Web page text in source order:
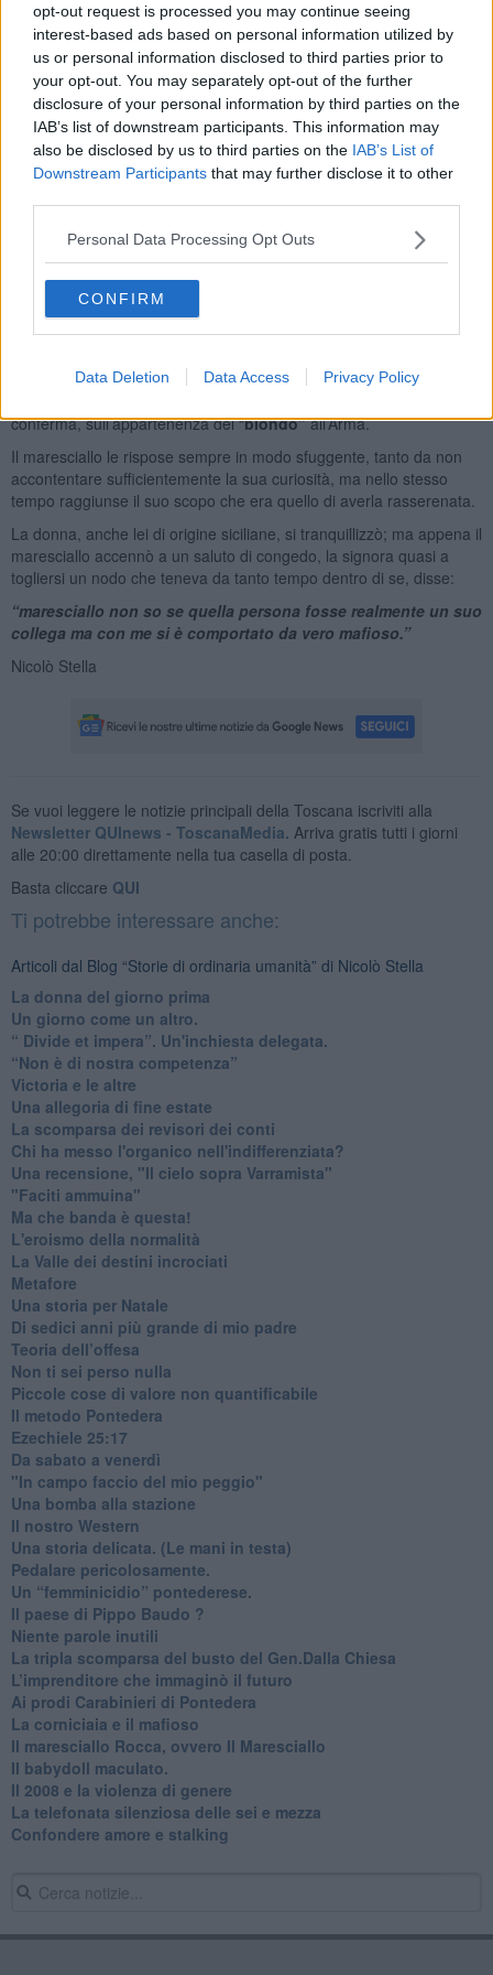
opt-out request is processed you may continue seeing
interest-based ads based on personal information utilized by
us or personal information disclosed to third parties prior to
your opt-out. You may separately opt-out of the further
disclosure of your personal information by third parties on the
IAB’s list of downstream participants. This information may
also be disclosed by us to third parties on the IAB’s List of
Downstream Participants that may further disclose it to other
Personal Data Processing Opt Outs
CONFIRM
Data Deletion Data Access Privacy Policy
corniciaia rispose di averne ricevuta solo una e quella aveva
“Il biondo”da subito si mostrò sgarbato e minaccioso intimando
alla donna di cercare immediatamente la seconda stampa. La
negoziante, ancorché contrariata per i modi scortesi, si metteva alla
ricerca della stampa mancante anche dietro il banco dove di
consueto appoggiava il lavoro da eseguire.
“Il biondo”proseguì nelle sue elucubrazioni intimidatorie
tempo la spaventava con cronache del suo paese dove,
raccontava:“un negozio di cornici ha lo stesso costo di un
accendino”.
Lasciando poi la bottega con il proposito di ritornare.
maresciallo ma soprattutto dall’assicurazione che“il biondo”
conferma, sull’appartenenza del “biondo”all’Arma.
Il maresciallo le rispose sempre in modo sfuggente, tanto da non
accontentare sufficientemente la sua curiosità, ma nello stesso
tempo raggiunse il suo scopo che era quello di averla rasserenata.
La donna, anche lei di origine siciliane, si tranquillizzò; ma appena il
maresciallo accennò a un saluto di congedo, la signora quasi a
togliersi un nodo che teneva da tanto tempo dentro di se, disse:
“maresciallo non so se quella persona fosse realmente un suo
collega ma con me si è comportato da vero mafioso.”
Nicolò Stella
Se vuoi leggere le notizie principali della Toscana iscriviti alla
Newsletter QUInews - ToscanaMedia. Arriva gratis tutti i giorni
alle 20:00 direttamente nella tua casella di posta.
Basta cliccare QUI
Ti potrebbe interessare anche:
Articoli dal Blog “Storie di ordinaria umanità” di Nicolò Stella
​La donna del giorno prima
​Un giorno come un altro.
​“ Divide et impera”. Un'inchiesta delegata.
“Non è di nostra competenza”
​Victoria e le altre
Una allegoria di fine estate
La scomparsa dei revisori dei conti
Chi ha messo l'organico nell'indifferenziata?
Una recensione, "Il cielo sopra Varramista"
​"Faciti ammuina"
Ma che banda è questa!
L'eroismo della normalità
​La Valle dei destini incrociati
Metafore
​Una storia per Natale
​Di sedici anni più grande di mio padre
Teoria dell’offesa
​Non ti sei perso nulla
​Piccole cose di valore non quantificabile
​Il metodo Pontedera
​Ezechiele 25:17
Da sabato a venerdì
"In campo faccio del mio peggio"
Una bomba alla stazione
Il nostro Western
Una storia delicata. (Le mani in testa)
Pedalare pericolosamente.
Un “femminicidio” pontederese.
Il paese di Pippo Baudo ?
Niente parole inutili
La tripla scomparsa del busto del Gen.Dalla Chiesa
​L’imprenditore che immaginò il futuro
Ai prodi Carabinieri di Pontedera
​La corniciaia e il mafioso
Il maresciallo Rocca, ovvero Il Maresciallo
​Il babydoll maculato.
​Il 2008 e la violenza di genere
La telefonata silenziosa delle sei e mezza
​Confondere amore e stalking